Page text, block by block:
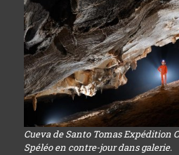
Cueva de Santo Tomas Expédition
Spéléo en contre-jour dans galerie.